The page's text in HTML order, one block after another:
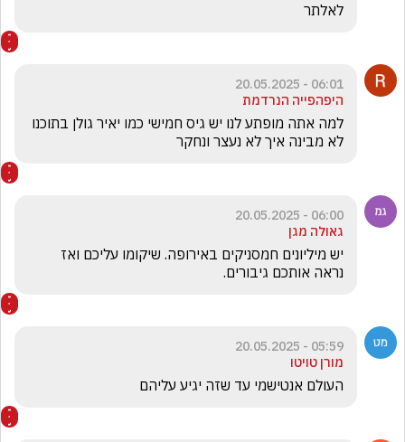
לאלתר
06:01 - 20.05.2025
היפהפייה הנרדמת
לא מבינה איך לא נעצר ונחקר
06:00 - 20.05.2025
גאולה מגן
נראה אותכם גיבורים.
05:59 - 20.05.2025
מורן טויטו
העולם אנטישמי עד שזה יגיע עליהם